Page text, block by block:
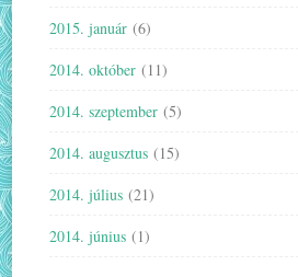
2015. január (6)
2014. október (11)
2014. szeptember (5)
2014. augusztus (15)
2014. július (21)
2014. június (1)